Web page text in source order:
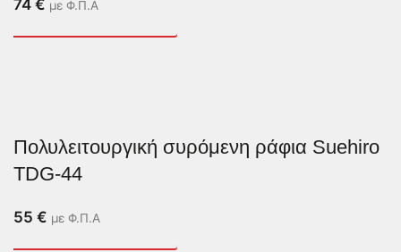
74 € με Φ.Π.Α
Πολυλειτουργική συρόμενη ράφια Suehiro
TDG-44
55 € με Φ.Π.Α